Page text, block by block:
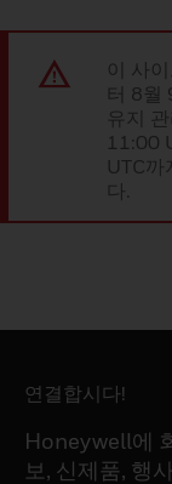
이 사
터 8월
유지
11:00
UTC까
다.
연결합시다!
Honeywell에
보, 신제품, 행